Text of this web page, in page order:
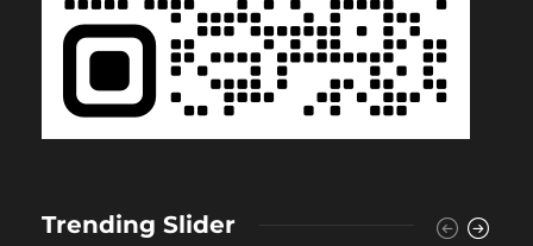
Trending Slider